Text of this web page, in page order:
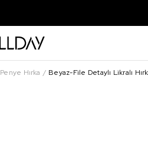
Penye Hırka Beyaz-File Detaylı Likralı